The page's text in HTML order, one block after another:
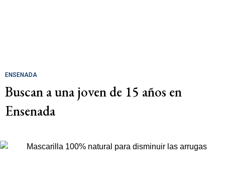
ENSENADA
Buscan a una joven de 15 años en
Ensenada